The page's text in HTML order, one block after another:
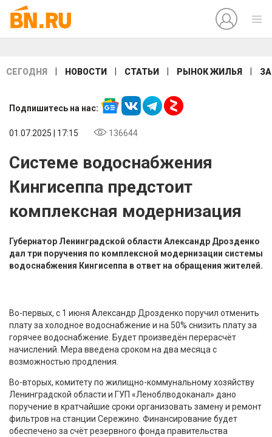
СЕГОДНЯ НОВОСТИ СТАТЬИ РЫНОК ЖИЛЬЯ
Подпишитесь на нас:
01.07.2025 | 17:15 136644
Системе водоснабжения
Кингисеппа предстоит
комплексная модернизация
Губернатор Ленинградской области Александр Дрозденко
дал три поручения по комплексной модернизации системы
водоснабжения Кингисеппа в ответ на обращения жителей.
Во-первых, с 1 июня Александр Дрозденко поручил отменить
плату за холодное водоснабжение и на 50% снизить плату за
горячее водоснабжение. Будет произведён перерасчёт
начислений. Мера введена сроком на два месяца с
возможностью продления.
Во-вторых, комитету по жилищно-коммунальному хозяйству
Ленинградской области и ГУП «Леноблводоканал» дано
поручение в кратчайшие сроки организовать замену и ремонт
фильтров на станции Сережино. Финансирование будет
обеспечено за счёт резервного фонда правительства